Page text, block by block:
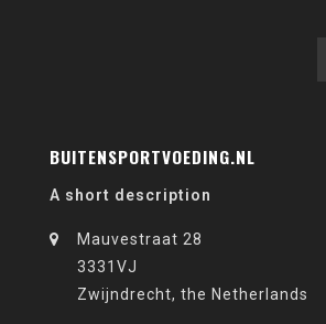
BUITENSPORTVOEDING.NL
A short description
Mauvestraat 28
3331VJ
Zwijndrecht, the Netherlands